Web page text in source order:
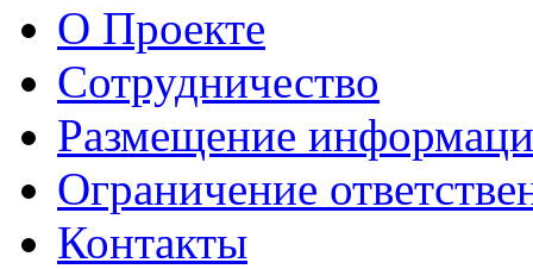
О Проекте
Сотрудничество
Размещение
Ограничение
Контакты